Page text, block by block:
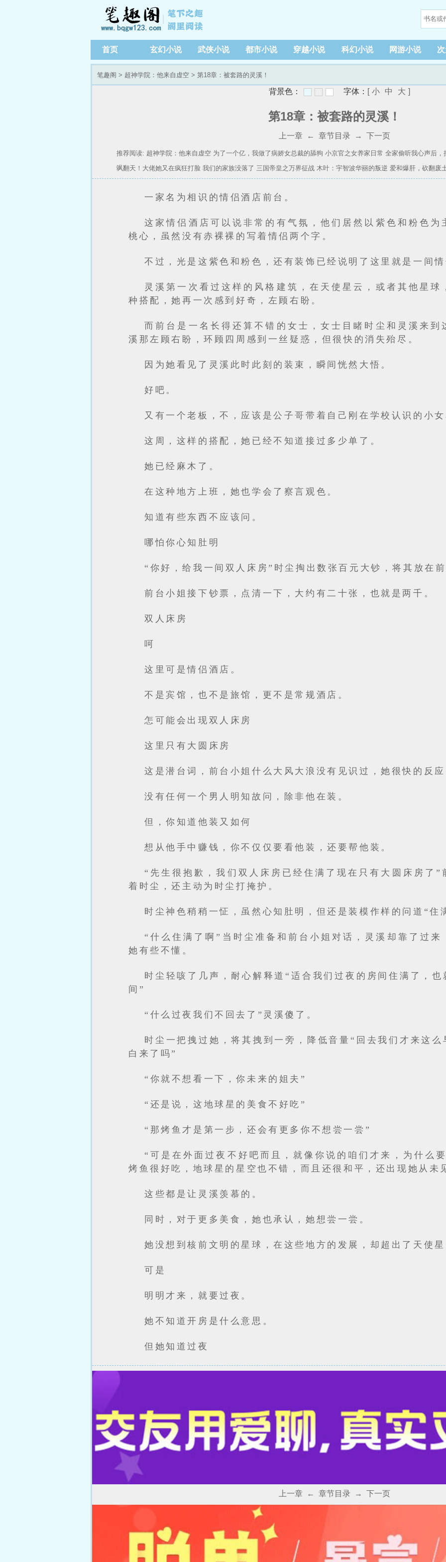
首页 玄幻小说 武侠小说 都市小说 穿越小说 科幻小说 网游小说
笔趣阁 > 超神学院：他来自虚空 > 第18章：被套路的灵溪！
背景色： 字体： [ 小 中 大 ]
第18章：被套路的灵溪！
上一章 ← 章节目录 → 下一页
推荐阅读: 超神学院：他来自虚空 为了一个亿，我做了病娇女总裁的舔狗 小京官之女养家日常 全家偷听我心声后，
飒翻天！大佬她又在疯狂打脸 我们的家族没落了 三国帝皇之万界征战 木叶：宇智波华丽的叛逆 爱和爆肝，砍翻废
一家名为相识的情侣酒店前台。
这家情侣酒店可以说非常的有气氛，他们居然以紫色和粉色为
桃心，虽然没有赤裸裸的写着情侣两个字。
不过，光是这紫色和粉色，还有装饰已经说明了这里就是一间
灵溪第一次看过这样的风格建筑，在天使星云，或者其他星球
种搭配，她再一次感到好奇，左顾右盼。
而前台是一名长得还算不错的女士，女士目睹时尘和灵溪来到
溪那左顾右盼，环顾四周感到一丝疑惑，但很快的消失殆尽。
因为她看见了灵溪此时此刻的装束，瞬间恍然大悟。
好吧。
又有一个老板，不，应该是公子哥带着自己刚在学校认识的小
这周，这样的搭配，她已经不知道接过多少单了。
她已经麻木了。
在这种地方上班，她也学会了察言观色。
知道有些东西不应该问。
哪怕你心知肚明
“你好，给我一间双人床房”时尘掏出数张百元大钞，将其放在
前台小姐接下钞票，点清一下，大约有二十张，也就是两千。
双人床房
呵
这里可是情侣酒店。
不是宾馆，也不是旅馆，更不是常规酒店。
怎可能会出现双人床房
这里只有大圆床房
这是潜台词，前台小姐什么大风大浪没有见识过，她很快的反
没有任何一个男人明知故问，除非他在装。
但，你知道他装又如何
想从他手中赚钱，你不仅仅要看他装，还要帮他装。
“先生很抱歉，我们双人床房已经住满了现在只有大圆床房了”
着时尘，还主动为时尘打掩护。
时尘神色稍稍一怔，虽然心知肚明，但还是装模作样的问道“住
“什么住满了啊”当时尘准备和前台小姐对话，灵溪却靠了过来
她有些不懂。
时尘轻咳了几声，耐心解释道“适合我们过夜的房间住满了，
间”
“什么过夜我们不回去了”灵溪傻了。
时尘一把拽过她，将其拽到一旁，降低音量“回去我们才来这
白来了吗”
“你就不想看一下，你未来的姐夫”
“还是说，这地球星的美食不好吃”
“那烤鱼才是第一步，还会有更多你不想尝一尝”
“可是在外面过夜不好吧而且，就像你说的咱们才来，为什么
烤鱼很好吃，地球星的星空也不错，而且还很和平，还出现她从未
这些都是让灵溪羡慕的。
同时，对于更多美食，她也承认，她想尝一尝。
她没想到核前文明的星球，在这些地方的发展，却超出了天使
可是
明明才来，就要过夜。
她不知道开房是什么意思。
但她知道过夜
上一章 ← 章节目录 → 下一页